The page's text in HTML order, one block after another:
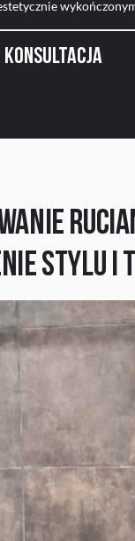
Stylu i